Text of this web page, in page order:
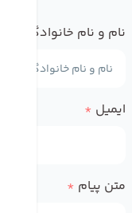
نام و نام خانوادگی
ایمیل *
متن پیام *